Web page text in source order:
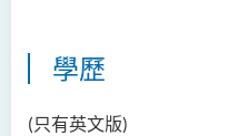
學歷
(只有英文版)